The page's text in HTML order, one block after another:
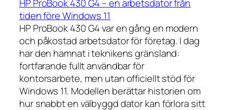
HP ProBook 430 G4 – en arbetsdator från
tiden före Windows 11
HP ProBook 430 G4 var en gång en modern
och påkostad arbetsdator för företag. I dag
har den hamnat i teknikens gränsland:
fortfarande fullt användbar för
kontorsarbete, men utan officiellt stöd för
Windows 11. Modellen berättar historien om
hur snabbt en välbyggd dator kan förlora sitt